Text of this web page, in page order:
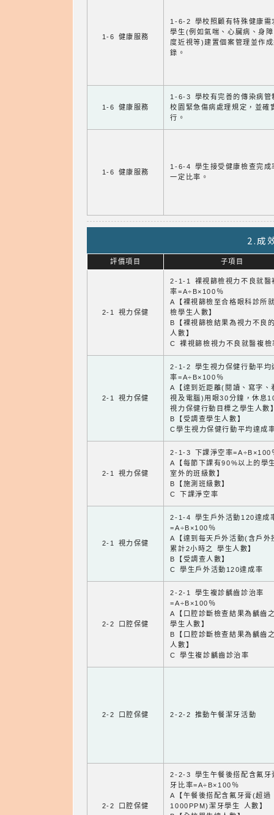
1-6 健康服務
1-6-2 學校照顧有特殊健康需
學生(例如氣喘、心臟病、身
度近視等)建置個案管理並作
錄。
1-6 健康服務
1-6-3 學校有完善的傳染病管
校園緊急傷病處理規定，並確
行。
1-6 健康服務
1-6-4 學生接受健康檢查完成
一定比率。
2.成
評價項目 子項目
2-1 視力保健
2-1-1 裸視篩檢視力不良就醫
率=A÷B×100％
A【裸視篩檢至合格眼科診所
檢學生人數】
B【裸視篩檢結果為視力不良
人數】
C 裸視篩檢視力不良就醫複檢
2-1 視力保健
2-1-2 學生視力保健行動平均
率=A÷B×100％
A【達到近距離(閱讀、寫字、
視及電腦)用眼30分鐘，休息
視力保健行動目標之學生人數
B【受調查學生人數】
C學生視力保健行動平均達成
2-1 視力保健
2-1-3 下課淨空率=A÷B×100
A【每節下課有90%以上的學
室外的班級數】
B【施測班級數】
C 下課淨空率
2-1 視力保健
2-1-4 學生戶外活動120達成
=A÷B×100％
A【達到每天戶外活動(含戶外
累計2小時之 學生人數】
B【受調查人數】
C 學生戶外活動120達成率
2-2 口腔保健
2-2-1 學生複診齲齒診治率
=A÷B×100％
A【口腔診斷檢查結果為齲齒
學生人數】
B【口腔診斷檢查結果為齲齒
人數】
C 學生複診齲齒診治率
2-2 口腔保健 2-2-2 推動午餐潔牙活動
2-2 口腔保健
2-2-3 學生午餐後搭配含氟牙
牙比率=A÷B×100％
A【午餐後搭配含氟牙膏(超過
1000PPM)潔牙學生 人數】